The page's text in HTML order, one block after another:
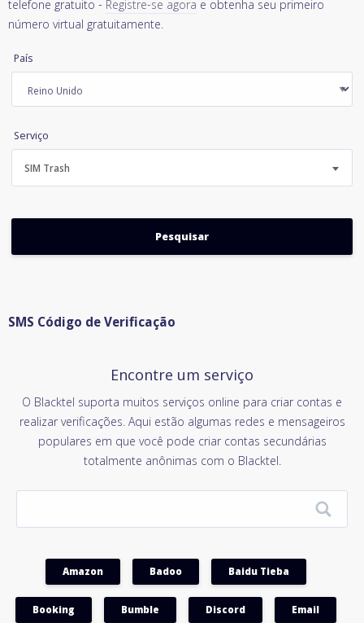
telefone gratuito - Registre-se agora e obtenha seu primeiro
número virtual gratuitamente.
País
Serviço
SIM Trash
SMS Código de Verificação
Encontre um serviço
O Blacktel suporta muitos serviços online para criar contas e
realizar verificações. Aqui estão algumas redes e mensageiros
populares em que você pode criar contas secundárias
totalmente anônimas com o Blacktel.
Amazon Badoo Baidu Tieba
Booking Bumble Discord Email